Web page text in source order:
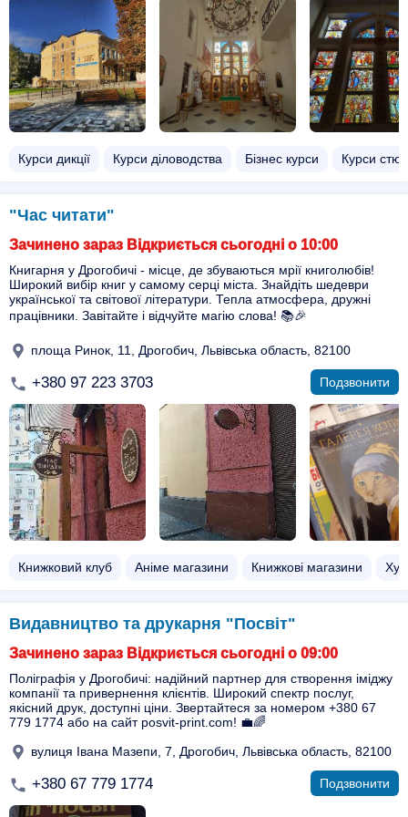
Курси дикції Курси діловодства Бізнес курси Курси
"Час читати"
Зачинено зараз Відкриється сьогодні о 10:00
Книгарня у Дрогобичі - місце, де збуваються мрії книголюбів!
Широкий вибір книг у самому серці міста. Знайдіть шедеври
української та світової літератури. Тепла атмосфера, дружні
працівники. Завітайте і відчуйте магію слова! 📚🎉
площа Ринок, 11, Дрогобич, Львівська область, 82100
+380 97 223 3703 Подзвонити
Книжковий клуб Аніме магазини Книжкові магазини
Видавництво та друкарня "Посвіт"
Зачинено зараз Відкриється сьогодні о 09:00
Поліграфія у Дрогобичі: надійний партнер для створення іміджу
компанії та привернення клієнтів. Широкий спектр послуг,
якісний друк, доступні ціни. Звертайтеся за номером +380 67
779 1774 або на сайт posvit-print.com! 💼🌈
вулиця Івана Мазепи, 7, Дрогобич, Львівська область, 82100
+380 67 779 1774 Подзвонити